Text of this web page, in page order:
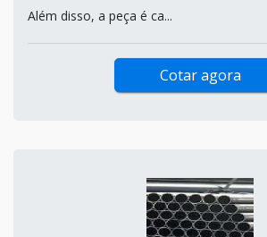
Além disso, a peça é ca...
Cotar agora